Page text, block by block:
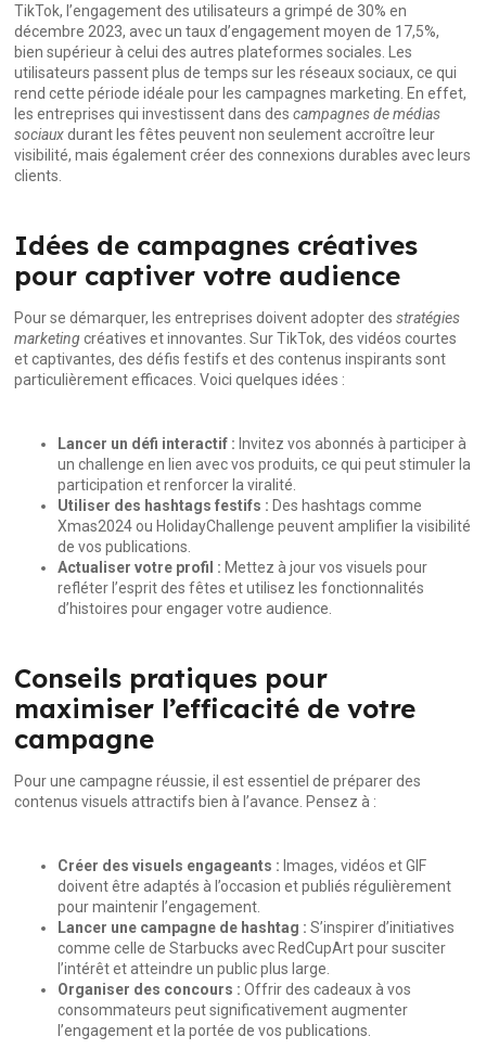
TikTok, l’engagement des utilisateurs a grimpé de 30% en
décembre 2023, avec un taux d’engagement moyen de 17,5%,
bien supérieur à celui des autres plateformes sociales. Les
utilisateurs passent plus de temps sur les réseaux sociaux, ce qui
rend cette période idéale pour les campagnes marketing. En effet,
les entreprises qui investissent dans descampagnes de médias
sociauxdurant les fêtes peuvent non seulement accroître leur
visibilité, mais également créer des connexions durables avec leurs
clients.
Idées de campagnes créatives
pour captiver votre audience
Pour se démarquer, les entreprises doivent adopter desstratégies
marketingcréatives et innovantes. Sur TikTok, des vidéos courtes
et captivantes, des défis festifs et des contenus inspirants sont
particulièrement efficaces. Voici quelques idées :
Lancer un défi interactif : Invitez vos abonnés à participer à
un challenge en lien avec vos produits, ce qui peut stimuler la
participation et renforcer la viralité.
Utiliser des hashtags festifs : Des hashtags comme
Xmas2024 ou HolidayChallenge peuvent amplifier la visibilité
de vos publications.
Actualiser votre profil : Mettez à jour vos visuels pour
refléter l’esprit des fêtes et utilisez les fonctionnalités
d’histoires pour engager votre audience.
Conseils pratiques pour
maximiser l’efficacité de votre
campagne
Pour une campagne réussie, il est essentiel de préparer des
contenus visuels attractifs bien à l’avance. Pensez à :
Créer des visuels engageants : Images, vidéos et GIF
doivent être adaptés à l’occasion et publiés régulièrement
pour maintenir l’engagement.
Lancer une campagne de hashtag : S’inspirer d’initiatives
comme celle de Starbucks avec RedCupArt pour susciter
l’intérêt et atteindre un public plus large.
Organiser des concours : Offrir des cadeaux à vos
consommateurs peut significativement augmenter
l’engagement et la portée de vos publications.